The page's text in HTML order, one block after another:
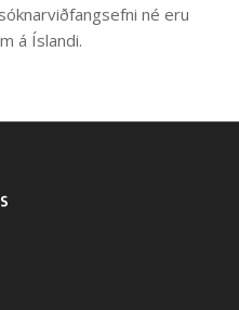
né eru
á Íslandi.